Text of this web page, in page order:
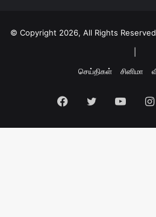
© Copyright 2026, All Rights
செய்திகள்
சினிமா
Facebook
Twitter